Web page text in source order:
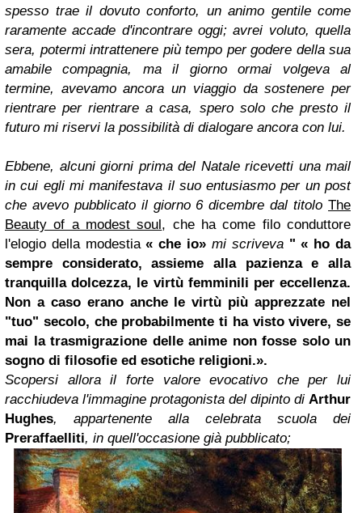
spesso trae il dovuto conforto, un animo gentile come
raramente accade d'incontrare oggi; avrei voluto, quella
sera, potermi intrattenere più tempo per godere della sua
amabile compagnia, ma il giorno ormai volgeva al
termine, avevamo ancora un viaggio da sostenere per
rientrare per rientrare a casa, spero solo che presto il
futuro mi riservi la possibilità di dialogare ancora con lui.
Ebbene, alcuni giorni prima del Natale ricevetti una mail
in cui egli mi manifestava il suo entusiasmo per un post
che avevo pubblicato il giorno 6 dicembre dal titolo The
Beauty of a modest soul, che ha come filo conduttore
l'elogio della modestia«che io» mi scriveva "« ho da
sempre considerato, assieme alla pazienza e alla
tranquilla dolcezza, le virtù femminili per eccellenza.
Non a caso erano anche le virtù più apprezzate nel
"tuo" secolo, che probabilmente ti ha visto vivere, se
mai la trasmigrazione delle anime non fosse solo un
sogno di filosofie ed esotiche religioni.».
Scopersi allora il forte valore evocativo che per lui
racchiudeva l'immagine protagonista del dipinto di Arthur
Hughes, appartenente alla celebrata scuola dei
Preraffaelliti, in quell'occasione già pubblicato;